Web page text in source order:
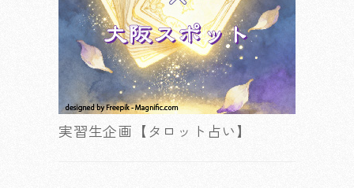
実習生企画【タロット占い】